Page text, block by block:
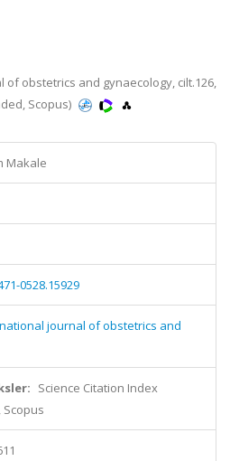
of obstetrics and gynaecology, cilt.126,
Scopus)
Makale
0528.15929
journal of obstetrics and
Science Citation Index
Scopus